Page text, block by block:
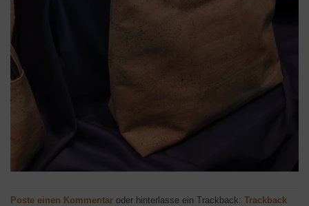
Poste einen Kommentar oder hinterlasse ein Trackback: Trackback